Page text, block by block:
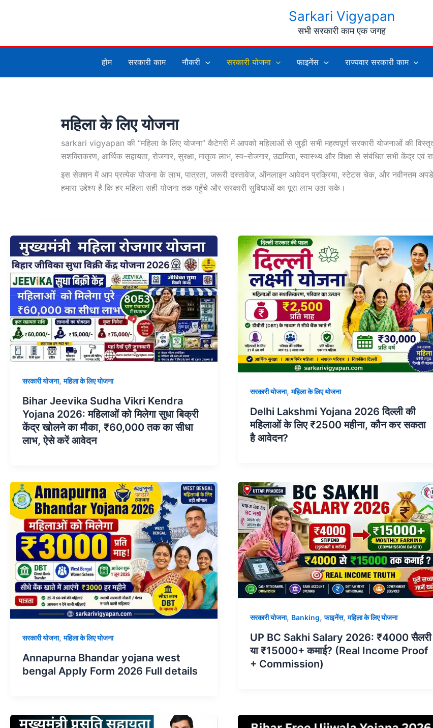
Sarkari Vigyapan
सभी सरकारी काम एक जगह
होम सरकारी काम नौकरी सरकारी योजना फाइनेंस राज्यवार सरकारी काम
महिला के लिए योजना
sarkari vigyapan की “महिला के लिए योजना” कैटेगरी में आपको महिलाओं से जुड़ी सभी महत्वपूर्ण सरकारी योजनाओं की
सशक्तिकरण, आर्थिक सहायता, रोजगार, सुरक्षा, मातृत्व लाभ, स्व–रोजगार, उद्यमिता, स्वास्थ्य और शिक्षा से संबंधित सभी केंद्र
इस सेक्शन में आप प्रत्येक योजना के लाभ, पात्रता, जरूरी दस्तावेज, ऑनलाइन आवेदन प्रक्रिया, स्टेटस चेक, और नवीनतम
हमारा उद्देश्य है कि हर महिला सही योजना तक पहुँचे और सरकारी सुविधाओं का पूरा लाभ उठा सके।
सरकारी योजना,महिला के लिए योजना
Bihar Jeevika Sudha Vikri Kendra
Yojana 2026: महिलाओं को मिलेगा सुधा बिक्री
केंद्र खोलने का मौका, ₹60,000 तक का सीधा
लाभ, ऐसे करें आवेदन
सरकारी योजना,महिला के लिए योजना
Delhi Lakshmi Yojana 2026 दिल्ली की
महिलाओं के लिए ₹2500 महीना, कौन कर सकता
है आवेदन?
सरकारी योजना,महिला के लिए योजना
Annapurna Bhandar yojana west
bengal Apply Form 2026 Full details
सरकारी योजना, Banking,फाइनेंस,महिला के लिए योजना
UP BC Sakhi Salary 2026: ₹4000 सैलरी
या ₹15000+ कमाई? (Real Income Proof
+ Commission)